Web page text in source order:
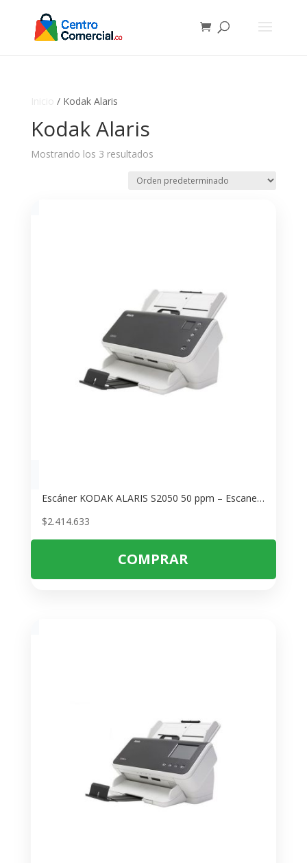
/ Kodak Alaris
Kodak Alaris
Mostrando los 3 resultados
Escáner KODAK ALARIS S2050 50 ppm – Escaneo Rápido y Preciso
$2.414.633
COMPRAR